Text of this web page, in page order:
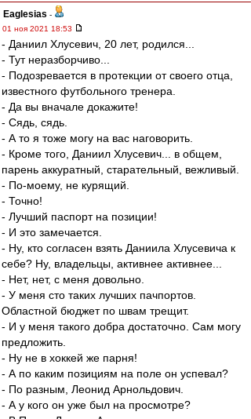
Eaglesias -
01 ноя 2021 18:53
- Даниил Хлусевич, 20 лет, родился...
- Тут неразборчиво...
- Подозревается в протекции от своего отца,
известного футбольного тренера.
- Да вы вначале докажите!
- Сядь, сядь.
- А то я тоже могу на вас наговорить.
- Кроме того, Даниил Хлусевич... в общем,
парень аккуратный, старательный, вежливый.
- По-моему, не курящий.
- Точно!
- Лучший паспорт на позиции!
- И это замечается.
- Ну, кто согласен взять Даниила Хлусевича к
себе? Ну, владельцы, активнее активнее...
- Нет, нет, с меня довольно.
- У меня сто таких лучших пачпортов.
Областной бюджет по швам трещит.
- И у меня такого добра достаточно. Сам могу
предложить.
- Ну не в хоккей же парня!
- А по каким позициям на поле он успевал?
- По разным, Леонид Арнольдович.
- А у кого он уже был на просмотре?